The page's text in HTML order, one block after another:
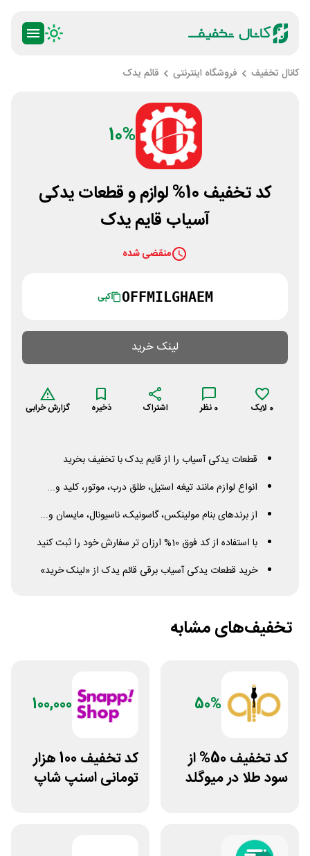
کانال تخفیف فروشگاه اینترنتی قائم یدک
10%
کد تخفیف 10% لوازم و قطعات یدکی
آسیاب قایم یدک
منقضی شده
OFFMILGHAEM کپی
لینک خرید
0 لایک 0 نظر اشتراک ذخیره گزارش خرابی
قطعات یدکی آسیاب را از قایم یدک با تخفیف بخرید
انواع لوازم مانند تیغه استیل، طلق درب، موتور، کلید و...
از برندهای بنام مولینکس، گاسونیک، ناسیونال، مایسان و...
با استفاده از کد فوق 10% ارزان تر سفارش خود را ثبت کنید
خرید قطعات یدکی آسیاب برقی قائم یدک از «لینک خرید»
تخفیف‌های مشابه
50%
کد تخفیف 50% از
سود طلا در میوگلد
100,000
کد تخفیف 100 هزار
تومانی اسنپ شاپ